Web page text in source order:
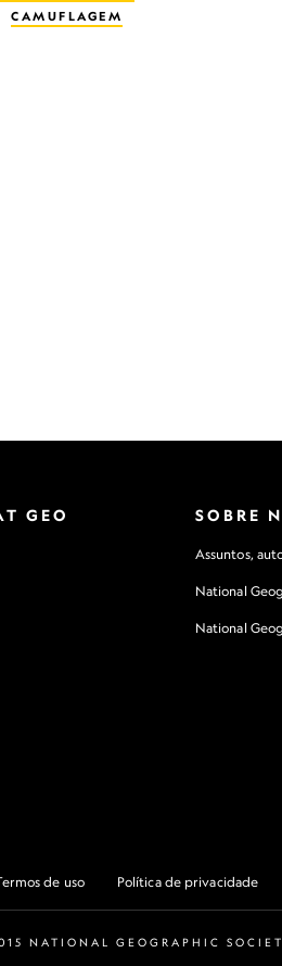
CAMUFLAGEM
GEO SOBRE
Assuntos,
National
National
de uso Política de privacidade
NATIONAL GEOGRAPHIC